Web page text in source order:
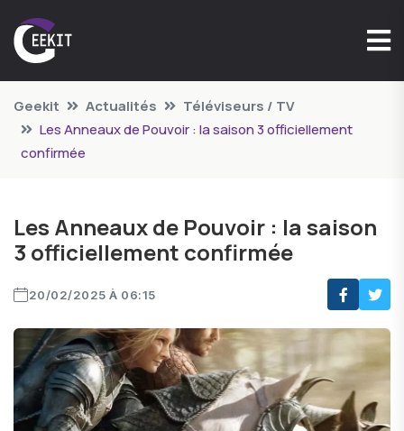
Geekit Actualités
Téléviseurs / TV
Les Anneaux de Pouvoir : la saison 3 officiellement
confirmée
Les Anneaux de Pouvoir : la saison
3 officiellement confirmée
20/02/2025 À 06:15